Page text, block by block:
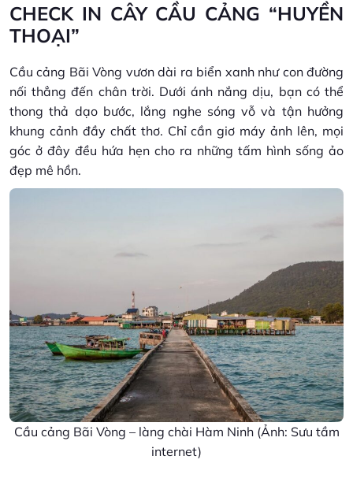
CHECK IN CÂY CẦU CẢNG “HUYỀN
THOẠI”
Cầu cảng Bãi Vòng vươn dài ra biển xanh như con đường
nối thẳng đến chân trời. Dưới ánh nắng dịu, bạn có thể
thong thả dạo bước, lắng nghe sóng vỗ và tận hưởng
khung cảnh đầy chất thơ. Chỉ cần giơ máy ảnh lên, mọi
góc ở đây đều hứa hẹn cho ra những tấm hình sống ảo
đẹp mê hồn.
Cầu cảng Bãi Vòng – làng chài Hàm Ninh (Ảnh: Sưu tầm
internet)